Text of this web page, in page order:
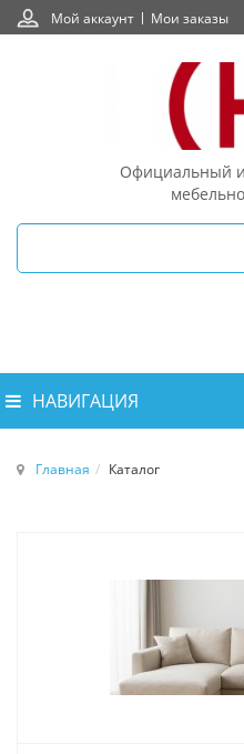
Мой аккаунт Мои заказы
Официальный
НАВИГАЦИЯ
Главная Каталог